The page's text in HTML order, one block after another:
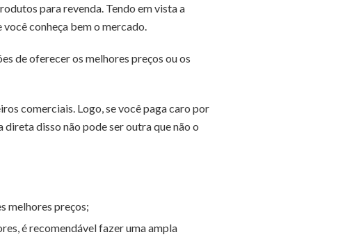
para revenda. Tendo em vista a
conheça bem o mercado.
de oferecer os melhores preços ou os
comerciais. Logo, se você paga caro por
disso não pode ser outra que não o
melhores preços;
é recomendável fazer uma ampla